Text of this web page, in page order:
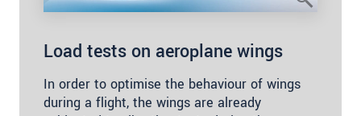
Load tests on aeroplane wings
In order to optimise the behaviour of wings
during a flight, the wings are already